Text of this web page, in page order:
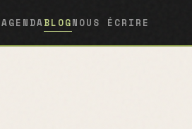
AGENDABLOGNOUS ÉCRIRE